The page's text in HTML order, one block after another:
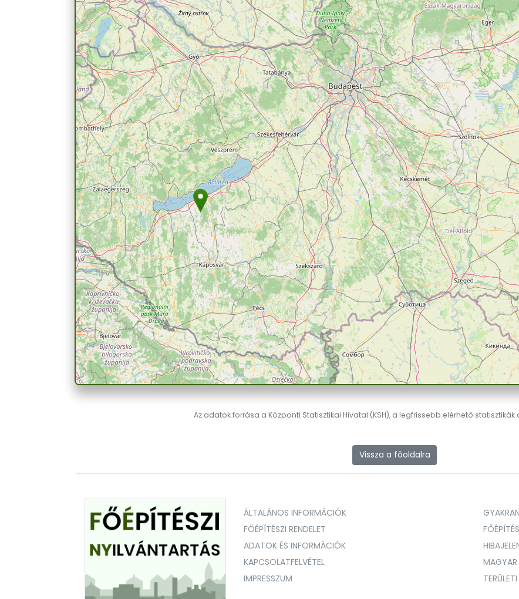
Az adatok forrása a Központi Statisztikai Hivatal (KSH), a legfrissebb elérhető statisztikák
Vissza a főoldalra
ÁLTALÁNOS INFORMÁCIÓK
FŐÉPÍTÉSZI RENDELET
ADATOK ÉS INFORMÁCIÓK
KAPCSOLATFELVÉTEL
MAGYAR
IMPRESSZUM